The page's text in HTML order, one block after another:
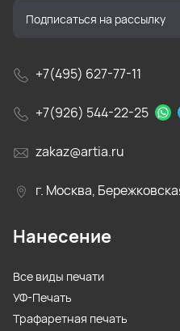
+7(495) 627-77-11
+7(926) 544-22-25
zakaz@artia.ru
г. Москва,
Нанесение
Все виды печати
УФ-Печать
Трафаретная печать